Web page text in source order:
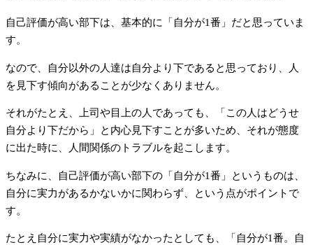
自己評価が高い部下は、基本的に「自分が1番」だと思っていま
す。
なので、自分以外の人達は自分より下であると思っており、人
を見下す傾向があることが少なくありません。
それがたとえ、上司や目上の人であっても、「この人はどうせ
自分より下だから」と内心見下すことが多いため、それが態度
に出た時に、人間関係のトラブルを起こします。
ちなみに、自己評価が高い部下の「自分が1番」というものは、
自分に実力があるかないかに関わらず、という点がポイントで
す。
たとえ自分に実力や実績がなかったとしても、「自分が1番。自